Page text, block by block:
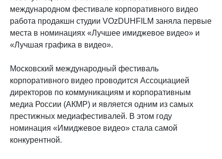
международном фестивале корпоративного видео
работа продакшн студии VOzDUHFILM заняла первые
места в номинациях «Лучшее имиджевое видео» и
«Лучшая графика в видео».
Московский международный фестиваль
корпоративного видео проводится Ассоциацией
директоров по коммуникациям и корпоративным
медиа России (АКМР) и является одним из самых
престижных медиафестивалей. В этом году
номинация «Имиджевое видео» стала самой
конкурентной.